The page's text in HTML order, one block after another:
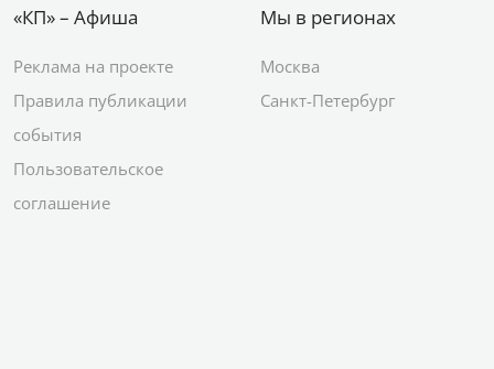
«КП» – Афиша
Реклама на проекте
Правила публикации
события
Пользовательское
соглашение
Мы в регионах
Москва
Санкт-Петербург